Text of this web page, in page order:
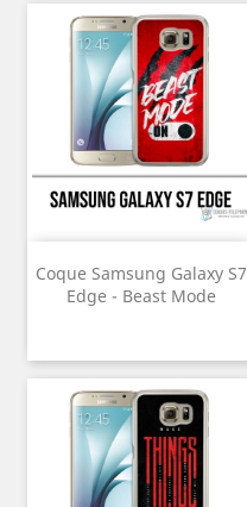
Coque Samsung Galaxy S7
Edge - Beast Mode